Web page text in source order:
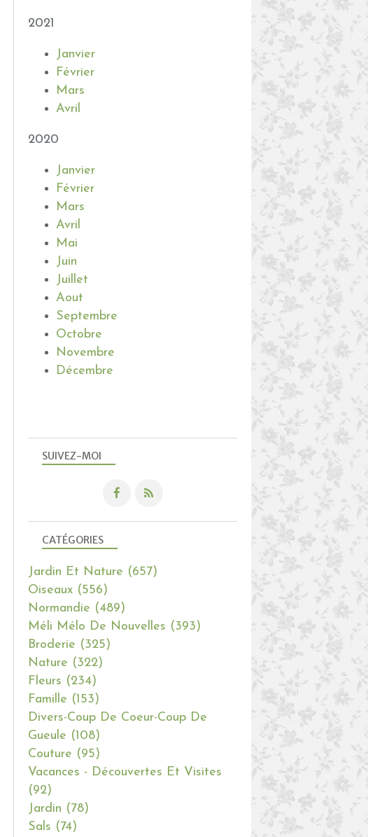
SUIVEZ-MOI
CATÉGORIES
Jardin Et Nature (657)
Oiseaux (556)
Normandie (489)
Méli Mélo De Nouvelles (393)
Broderie (325)
Nature (322)
Fleurs (234)
Famille (153)
Divers-Coup De Coeur-Coup De
Gueule (108)
Couture (95)
Vacances - Découvertes Et Visites
(92)
Jardin (78)
Sals (74)
2021
Janvier
Février
Mars
Avril
2020
Janvier
Février
Mars
Avril
Mai
Juin
Juillet
Aout
Septembre
Octobre
Novembre
Décembre